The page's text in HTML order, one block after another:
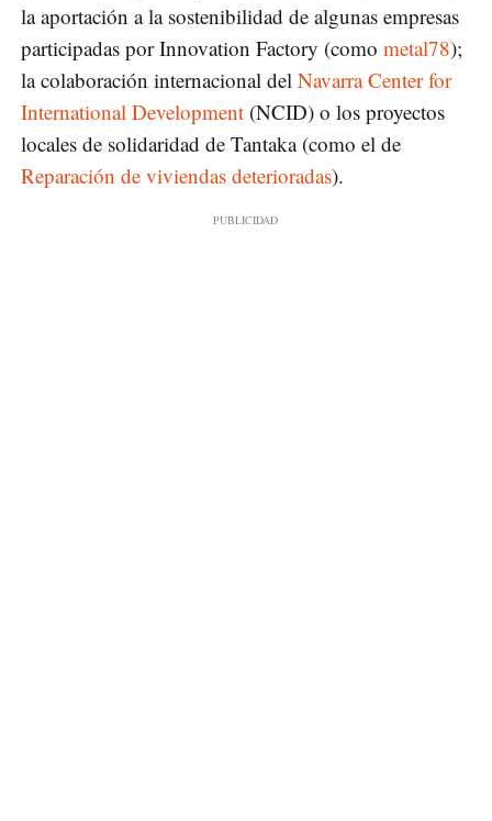
la aportación a la sostenibilidad de algunas empresas
participadas por Innovation Factory (como metal78);
la colaboración internacional del Navarra Center for
International Development (NCID) o los proyectos
locales de solidaridad de Tantaka (como el de
Reparación de viviendas deterioradas).